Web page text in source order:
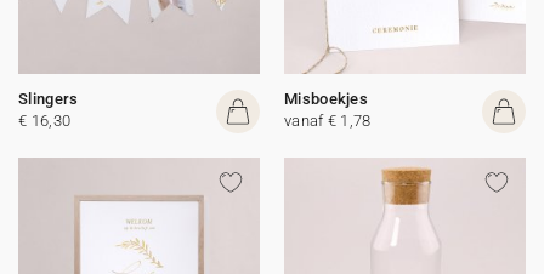
Slingers
€ 16,30
Misboekjes
vanaf € 1,78